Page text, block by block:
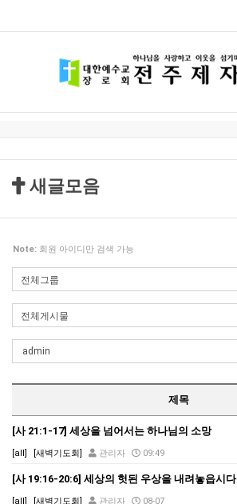
새글모음
Note: 회원 아이디만 검색 가능
제목
[사 21:1-17] 세상을 넘어서는 하나님의 소망
[all] [새벽기도회] 관리자 09:49
[사 19:16-20:6] 세상의 헛된 우상을 내려놓읍시다
[all] [새벽기도회] 관리자 08-07